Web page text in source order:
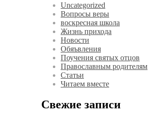
Uncategorized
Вопросы веры
воскресная школа
Жизнь прихода
Новости
Обяъвления
Поучения святых отцов
Православным родителям
Статьи
Читаем вместе
Свежие записи